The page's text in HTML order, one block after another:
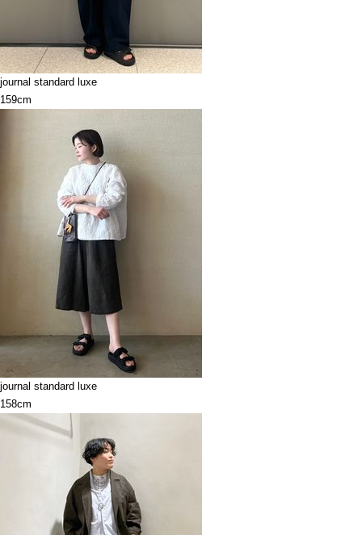
journal standard luxe
159cm
journal standard luxe
158cm